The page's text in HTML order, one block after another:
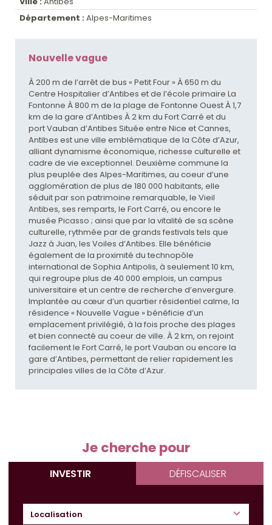
Département : Alpes-Maritimes
Nouvelle vague
À 200 m de l’arrêt de bus « Petit Four » À 650 m du
Centre Hospitalier d’Antibes et de l’école primaire La
Fontonne À 800 m de la plage de Fontonne Ouest À 1,7
km de la gare d’Antibes À 2 km du Fort Carré et du
port Vauban d’Antibes Située entre Nice et Cannes,
Antibes est une ville emblématique de la Côte d’Azur,
alliant dynamisme économique, richesse culturelle et
cadre de vie exceptionnel. Deuxième commune la
plus peuplée des Alpes-Maritimes, au coeur d’une
agglomération de plus de 180 000 habitants, elle
séduit par son patrimoine remarquable, le Vieil
Antibes, ses remparts, le Fort Carré, ou encore le
musée Picasso ; ainsi que par la vitalité de sa scène
culturelle, rythmée par de grands festivals tels que
Jazz à Juan, les Voiles d’Antibes. Elle bénéficie
également de la proximité du technopôle
international de Sophia Antipolis, à seulement 10 km,
qui regroupe plus de 40 000 emplois, un campus
universitaire et un centre de recherche d’envergure.
Implantée au cœur d’un quartier résidentiel calme, la
résidence « Nouvelle Vague » bénéficie d’un
emplacement privilégié, à la fois proche des plages
et bien connecté au coeur de ville. À 2 km, on rejoint
facilement le Fort Carré, le port Vauban ou encore la
gare d’Antibes, permettant de relier rapidement les
principales villes de la Côte d’Azur.
Je cherche pour
INVESTIR DÉFISCALISER